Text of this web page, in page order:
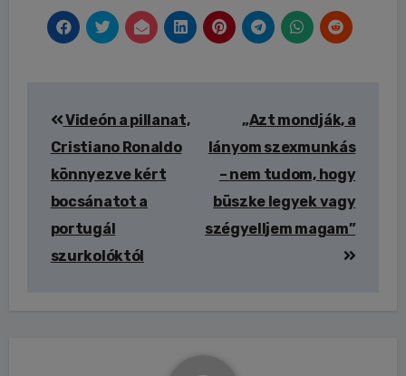
navigáció
Videón a pillanat,
Cristiano Ronaldo
könnyezve kért
bocsánatot a
portugál
szurkolóktól
„Azt mondják, a
lányom szexmunkás
– nem tudom, hogy
büszke legyek vagy
szégyelljem magam”